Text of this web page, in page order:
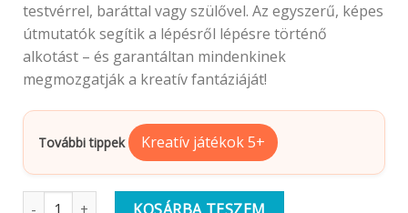
testvérrel, baráttal vagy szülővel. Az egyszerű, képes
útmutatók segítik a lépésről lépésre történő
alkotást – és garantáltan mindenkinek
megmozgatják a kreatív fantáziáját!
További tippek Kreatív játékok 5+
Djeco Kreatív rajzolás | Szörnyülködő |Páros játék mennyiség